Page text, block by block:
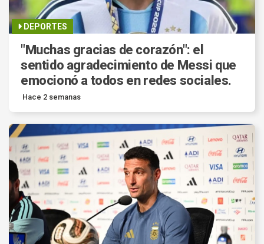
DEPORTES
"Muchas gracias de corazón": el
sentido agradecimiento de Messi que
emocionó a todos en redes sociales.
Hace 2 semanas